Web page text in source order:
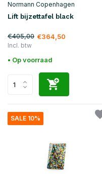
Normann Copenhagen
Lift bijzettafel black
€405,00 €364,50
Incl. btw
• Op voorraad
SALE 10%